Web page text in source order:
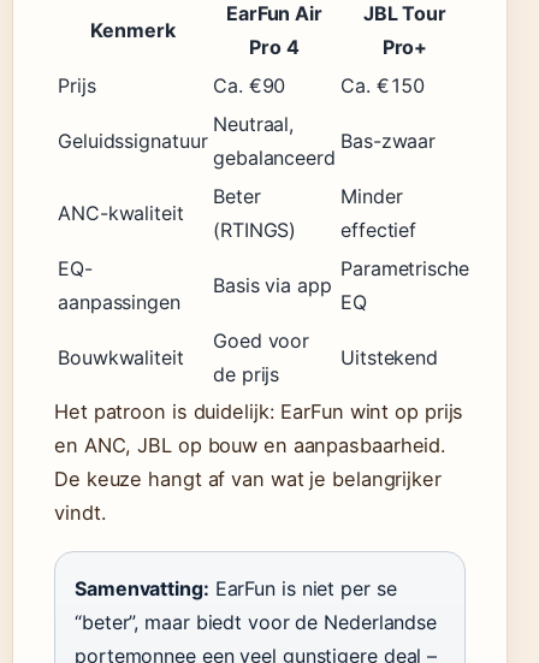
Kenmerk
EarFun Air
Pro 4
JBL Tour
Pro+
Prijs
Ca. €90 Ca. €150
Geluidssignatuur
Neutraal,
gebalanceerd
Bas-zwaar
ANC-kwaliteit
Beter
(RTINGS)
Minder
effectief
EQ-
aanpassingen
Basis via app
Parametrische
EQ
Bouwkwaliteit
Goed voor
de prijs
Uitstekend
Het patroon is duidelijk: EarFun wint op prijs
en ANC, JBL op bouw en aanpasbaarheid.
De keuze hangt af van wat je belangrijker
vindt.
Samenvatting: EarFun is niet per se
“beter”, maar biedt voor de Nederlandse
portemonnee een veel gunstigere deal –